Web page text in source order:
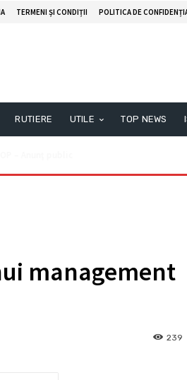
TERMENI ȘI CONDIȚII POLITICA DE
RUTIERE UTILE TOP NEWS
management
239